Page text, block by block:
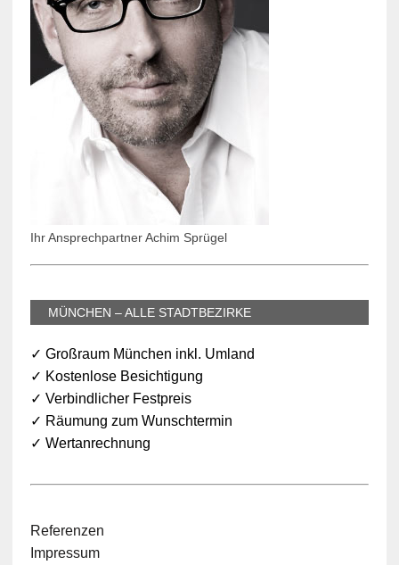
Ihr Ansprechpartner Achim Sprügel
MÜNCHEN – ALLE STADTBEZIRKE
✓ Großraum München inkl. Umland
✓ Kostenlose Besichtigung
✓ Verbindlicher Festpreis
✓ Räumung zum Wunschtermin
✓ Wertanrechnung
Referenzen
Impressum